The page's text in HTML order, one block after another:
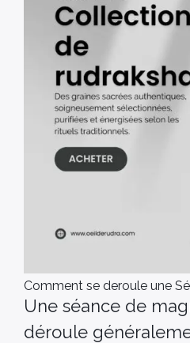
Comment se deroule une
Une séance de
déroule